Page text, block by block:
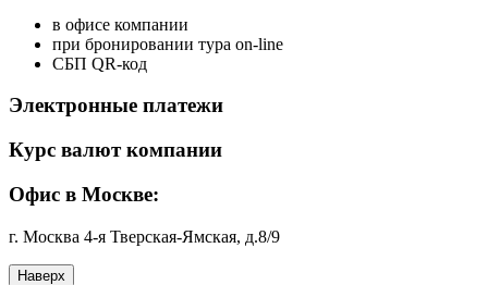
в офисе компании
при бронировании тура on-line
СБП QR-код
Электронные платежи
Курс валют компании
Офис в Москве:
г. Москва 4-я Тверская-Ямская, д.8/9
Наверх